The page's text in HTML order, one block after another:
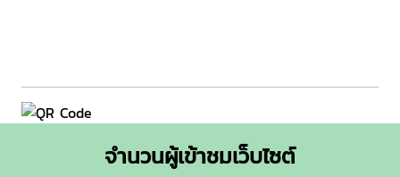
จำนวนผู้เข้าชมเว็บไซต์